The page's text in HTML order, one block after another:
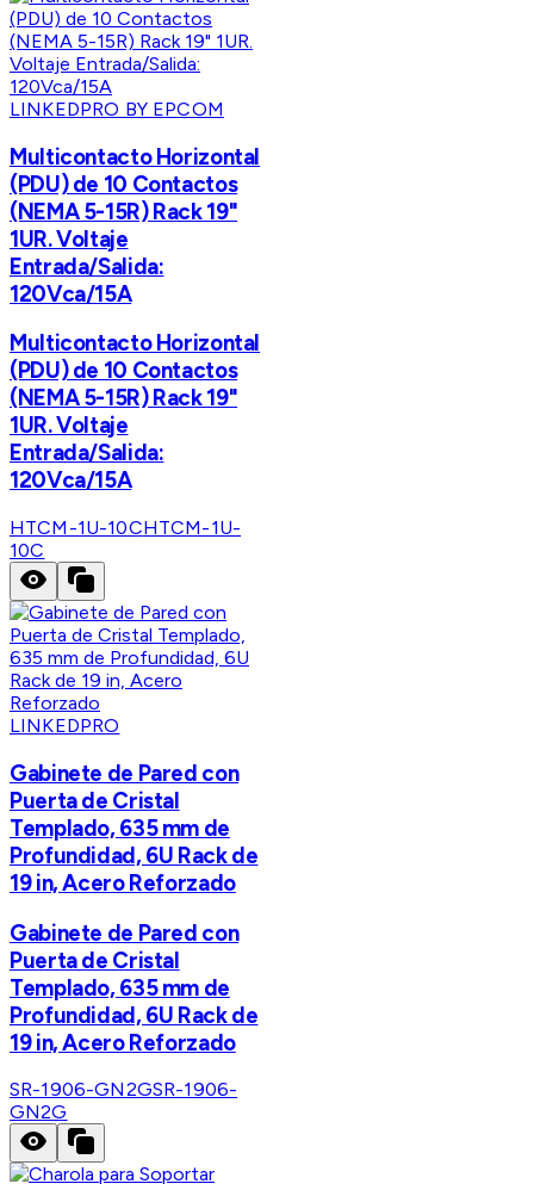
LINKEDPRO BY EPCOM
Multicontacto Horizontal
(PDU) de 10 Contactos
(NEMA 5-15R) Rack 19"
1UR. Voltaje
Entrada/Salida:
120Vca/15A
Multicontacto Horizontal
(PDU) de 10 Contactos
(NEMA 5-15R) Rack 19"
1UR. Voltaje
Entrada/Salida:
120Vca/15A
HTCM-1U-10CHTCM-1U-
10C
LINKEDPRO
Gabinete de Pared con
Puerta de Cristal
Templado, 635 mm de
Profundidad, 6U Rack de
19 in, Acero Reforzado
Gabinete de Pared con
Puerta de Cristal
Templado, 635 mm de
Profundidad, 6U Rack de
19 in, Acero Reforzado
SR-1906-GN2GSR-1906-
GN2G